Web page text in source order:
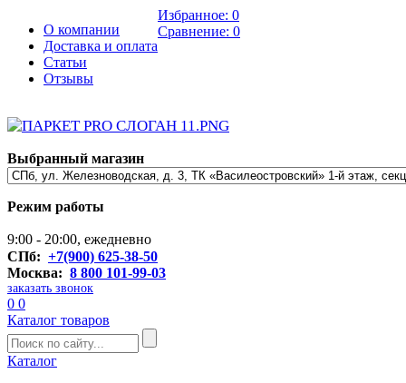
О компании
Доставка и оплата
Статьи
Отзывы
Избранное: 0
Сравнение: 0
Выбранный магазин
Режим работы
9:00 - 20:00, ежедневно
СПб: +7(900) 625-38-50
Москва: 8 800 101-99-03
заказать звонок
0 0
Каталог товаров
Каталог